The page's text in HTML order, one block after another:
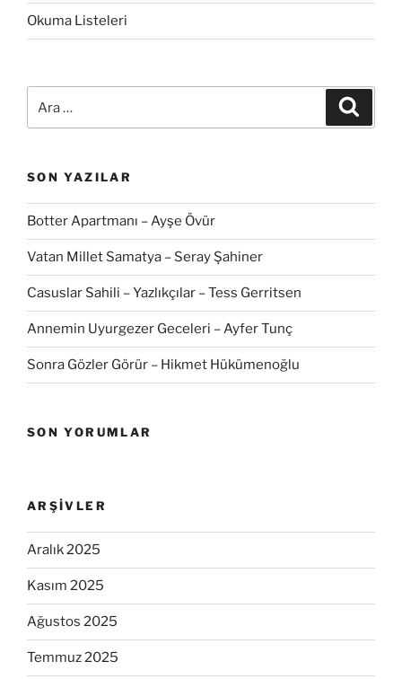
Okuma Listeleri
SON YAZILAR
Botter Apartmanı – Ayşe Övür
Vatan Millet Samatya – Seray Şahiner
Casuslar Sahili – Yazlıkçılar – Tess Gerritsen
Annemin Uyurgezer Geceleri – Ayfer Tunç
Sonra Gözler Görür – Hikmet Hükümenoğlu
SON YORUMLAR
ARŞIVLER
Aralık 2025
Kasım 2025
Ağustos 2025
Temmuz 2025